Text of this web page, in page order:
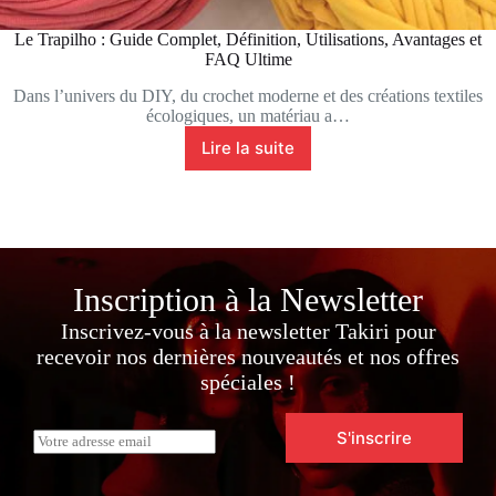
Le Trapilho : Guide Complet, Définition, Utilisations, Avantages et
FAQ Ultime
Dans l’univers du DIY, du crochet moderne et des créations textiles
écologiques, un matériau a…
Lire la suite
Le
Utilisations,
Avantages
et
Ultime
Inscription à la Newsletter
Inscrivez-vous à la newsletter Takiri pour
recevoir nos dernières nouveautés et nos offres
spéciales !
E
m
S'inscrire